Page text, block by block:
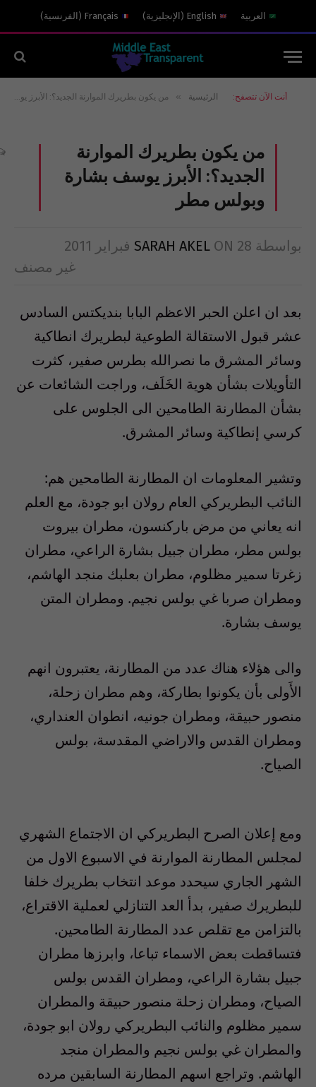
العربية English
( الإنجليزية)
Français
( الفرنسية)
أنت الآن تتصفح: الرئيسية » من يكون بطريرك الموارنة الجديد؟: الأبرز يوسف بشارة وبولس مطر
من يكون بطريرك الموارنة
الجديد؟: الأبرز يوسف بشارة
وبولس مطر
بواسطة SARAH AKEL ON 28 فبراير 2011
غير مصنف
بعد ان اعلن الحبر الاعظم البابا بنديكتس السادس
عشر قبول الاستقالة الطوعية لبطريرك انطاكية
وسائر المشرق ما نصرالله بطرس صفير، كثرت
التأويلات بشأن هوية الخَلَف، وراجت الشائعات عن
بشأن المطارنة الطامحين الى الجلوس على
كرسي إنطاكية وسائر المشرق.
وتشير المعلومات ان المطارنة الطامحين هم:
النائب البطريركي العام رولان ابو جودة، مع العلم
انه يعاني من مرض باركنسون، مطران بيروت
بولس مطر، مطران جبيل بشارة الراعي، مطران
زغرتا سمير مظلوم، مطران بعلبك منجد الهاشم،
ومطران صربا غي بولس نجيم. ومطران المتن
يوسف بشارة.
والى هؤلاء هناك عدد من المطارنة، يعتبرون انهم
الأَولى بأن يكونوا بطاركة، وهم مطران زحلة،
منصور حبيقة، ومطران جونيه، انطوان العنداري،
ومطران القدس والاراضي المقدسة، بولس
الصياح.
ومع إعلان الصرح البطريركي ان الاجتماع الشهري
لمجلس المطارنة الموارنة في الاسبوع الاول من
الشهر الجاري سيحدد موعد انتخاب بطريرك خلفا
للبطريرك صفير، بدأ العد التنازلي لعملية الاقتراع،
بالتزامن مع تقلص عدد المطارنة الطامحين.
فتساقطت بعض الاسماء تباعا، وابرزها مطران
جبيل بشارة الراعي، ومطران القدس بولس
الصياح، ومطران زحلة منصور حبيقة والمطران
سمير مظلوم والنائب البطريركي رولان ابو جودة،
والمطران غي بولس نجيم والمطران منجد
الهاشم. وتراجع اسهم المطارنة السابقين مرده